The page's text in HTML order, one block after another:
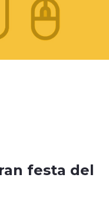
festa del